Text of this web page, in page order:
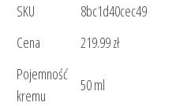
SKU
8bc1d40cec49
Cena
219.99 zł
Pojemność
kremu
50 ml